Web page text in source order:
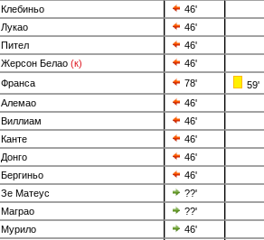
Клебиньо
46'
Лукао
46'
Пител
46'
Жерсон Белао (к)
46'
Франса 78'
59'
Алемао
46'
Виллиам
46'
Канте
46'
Донго
46'
Бергиньо
46'
Зе Матеус
??'
Маграо
??'
Мурило
46'